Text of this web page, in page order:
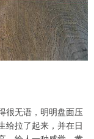
很无语，明明盘面压
给拉了起来，并在日